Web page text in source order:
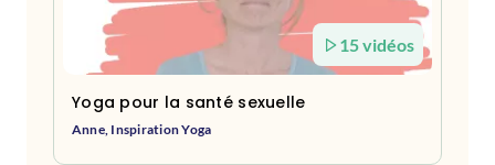
15 vidéos
Yoga pour la santé sexuelle
Anne, Inspiration Yoga